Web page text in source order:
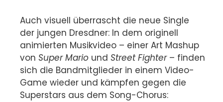
Auch visuell überrascht die neue Single
der jungen Dresdner: In dem originell
animierten Musikvideo – einer Art Mashup
von Super Mario und Street Fighter– finden
sich die Bandmitglieder in einem Video-
Game wieder und kämpfen gegen die
Superstars aus dem Song-Chorus: